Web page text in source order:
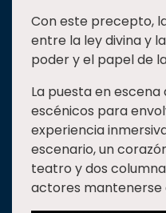
Con este precepto,
entre la ley divina y
poder y el papel de
La puesta en
escénicos para
experiencia
escenario, un
teatro y dos
actores mantenerse